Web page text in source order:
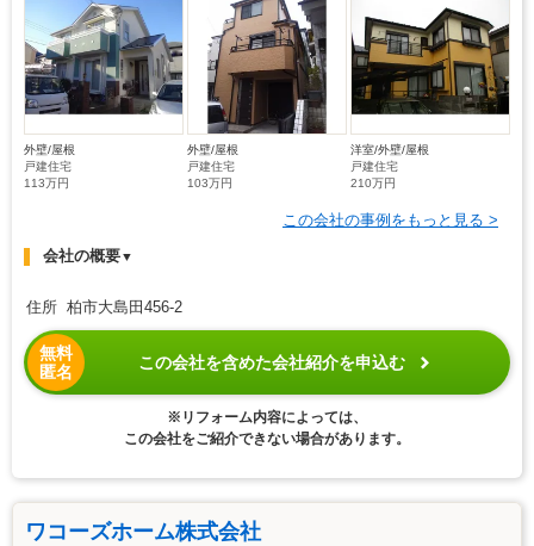
外壁/屋根
戸建住宅
113万円
外壁/屋根
戸建住宅
103万円
洋室/外壁/屋根
戸建住宅
210万円
この会社の事例をもっと見る >
会社の概要▼
住所 柏市大島田456-2
無料
匿名
この会社を含めた会社紹介を申込む
※リフォーム内容によっては、
この会社をご紹介できない場合があります。
ワコーズホーム株式会社